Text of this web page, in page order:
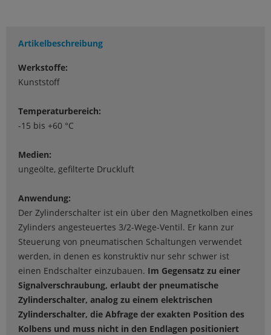
Artikelbeschreibung
Werkstoffe:
Kunststoff
Temperaturbereich:
-15 bis +60 °C
Medien:
ungeölte, gefilterte Druckluft
Anwendung:
Der Zylinderschalter ist ein über den Magnetkolben eines
Zylinders angesteuertes 3/2-Wege-Ventil. Er kann zur
Steuerung von pneumatischen Schaltungen verwendet
werden, in denen es konstruktiv nur sehr schwer ist
einen Endschalter einzubauen. Im Gegensatz zu einer
Signalverschraubung, erlaubt der pneumatische
Zylinderschalter, analog zu einem elektrischen
Zylinderschalter, die Abfrage der exakten Position des
Kolbens und muss nicht in den Endlagen positioniert